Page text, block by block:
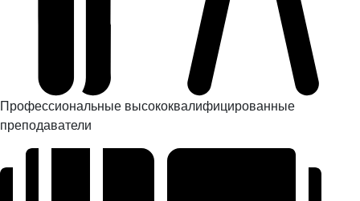
Профессиональные высококвалифицированные
преподаватели